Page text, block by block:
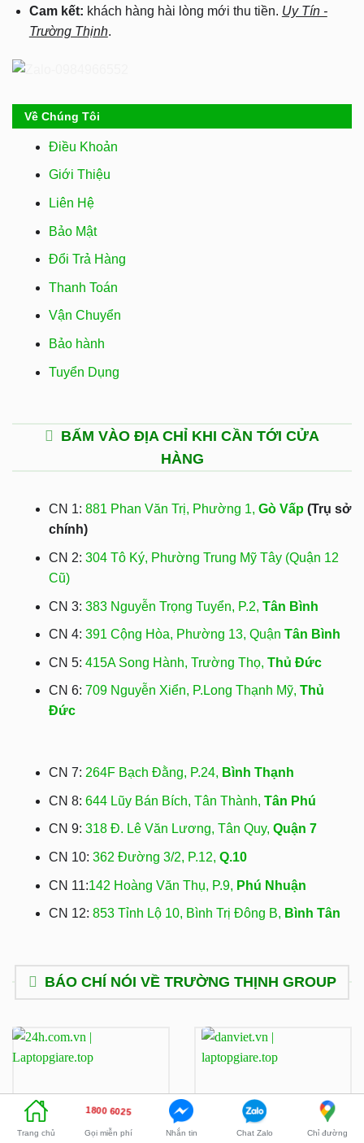
Cam kết: khách hàng hài lòng mới thu tiền. Uy Tín -
Trường Thịnh.
Về Chúng Tôi
Điều Khoản
Giới Thiệu
Liên Hệ
Bảo Mật
Đổi Trả Hàng
Thanh Toán
Vận Chuyển
Bảo hành
Tuyển Dụng
BẤM VÀO ĐỊA CHỈ KHI CẦN TỚI CỬA
HÀNG
CN 1: 881 Phan Văn Trị, Phường 1, Gò Vấp (Trụ sở
chính)
CN 2: 304 Tô Ký, Phường Trung Mỹ Tây (Quận 12
Cũ)
CN 3: 383 Nguyễn Trọng Tuyển, P.2, Tân Bình
CN 4: 391 Cộng Hòa, Phường 13, Quận Tân Bình
CN 5: 415A Song Hành, Trường Thọ, Thủ Đức
CN 6: 709 Nguyễn Xiển, P.Long Thạnh Mỹ, Thủ
Đức
CN 7: 264F Bạch Đằng, P.24, Bình Thạnh
CN 8: 644 Lũy Bán Bích, Tân Thành, Tân Phú
CN 9: 318 Đ. Lê Văn Lương, Tân Quy, Quận 7
CN 10: 362 Đường 3/2, P.12, Q.10
CN 11:142 Hoàng Văn Thụ, P.9, Phú Nhuận
CN 12: 853 Tỉnh Lộ 10, Bình Trị Đông B, Bình Tân
BÁO CHÍ NÓI VỀ TRƯỜNG THỊNH GROUP
https://24h.com.vn
Trường Thịnh Group -
Hành trình 8 năm xây niềm
https://danviet.vn
Trường Thịnh Group -
Hành trình 8 năm xây niềm
Trang chủ
1800 6025
Gọi miễn phí Nhắn tin Chat Zalo Chỉ đường